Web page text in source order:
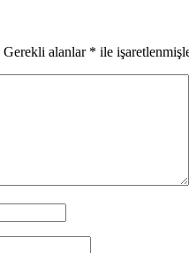
Gerekli alanlar * ile